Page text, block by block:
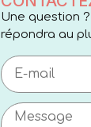
Une question
répondra au